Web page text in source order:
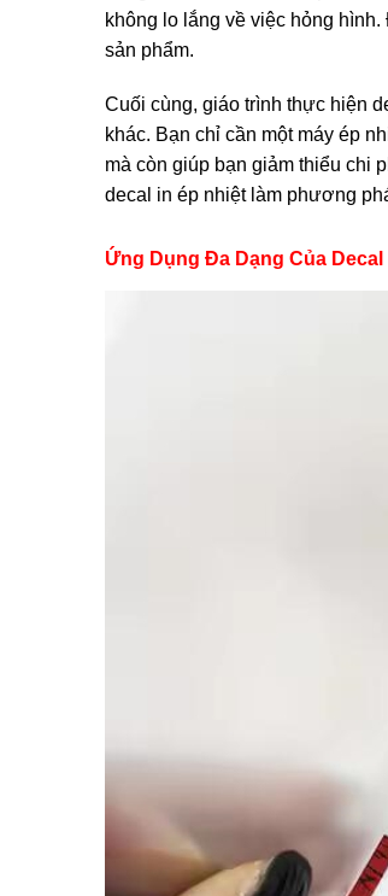
không lo lắng về việc hỏng
sản phẩm.
Cuối cùng, giáo trình thực hiện
khác. Bạn chỉ cần một máy ép
mà còn giúp bạn giảm thiểu chi
decal in ép nhiệt làm phương
Ứng Dụng Đa Dạng Của